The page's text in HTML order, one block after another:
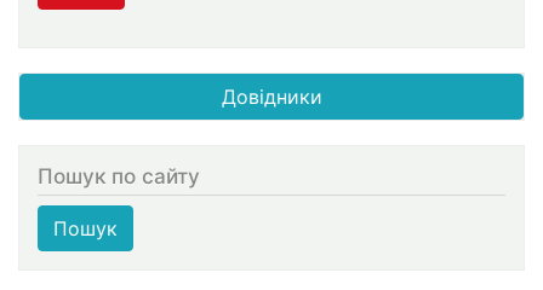
Довідники
Пошук по сайту
Пошук